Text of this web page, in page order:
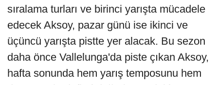
sıralama turları ve birinci yarışta mücadele
edecek Aksoy, pazar günü ise ikinci ve
üçüncü yarışta pistte yer alacak. Bu sezon
daha önce Vallelunga'da piste çıkan Aksoy,
hafta sonunda hem yarış temposunu hem